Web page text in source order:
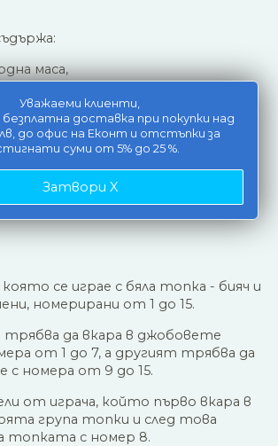
Уважаеми клиенти,
доставка при покупки над
лв, до офис на Еконт и отстъпки за
суми от 5% до 25 %.
Затвори X
маса,
която се играе с бяла топка - бияч и
номерирани от 1 до 15.
трябва да вкара в джобовете
от 1 до 7, а другият трябва да
с номера от 9 до 15.
от играча, който първо вкара в
група топки и след това
топката с номер 8.